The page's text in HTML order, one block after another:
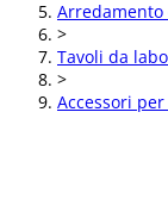
Arredamento
>
Tavoli da
>
Accessori